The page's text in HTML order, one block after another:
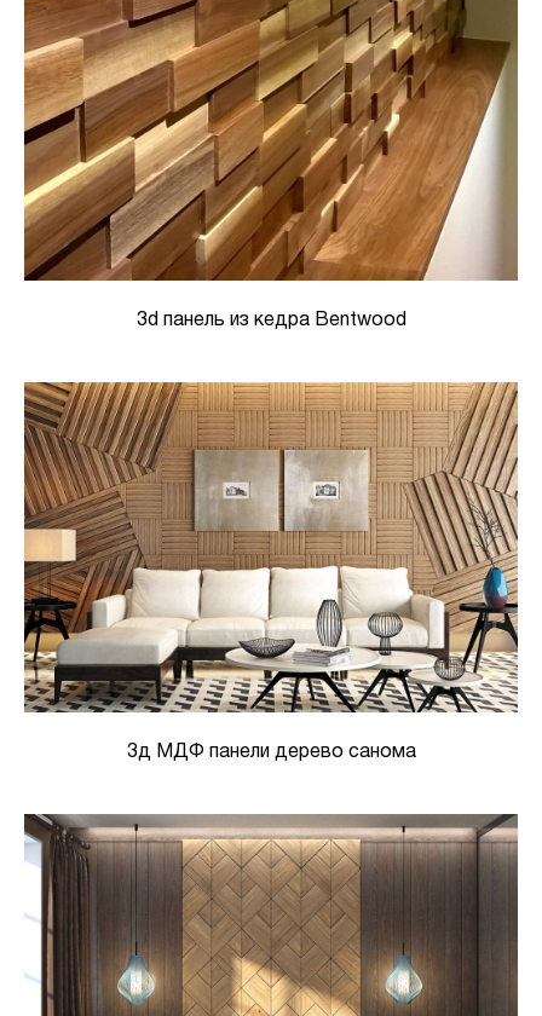
3d панель из кедра Bentwood
3д МДФ панели дерево санома